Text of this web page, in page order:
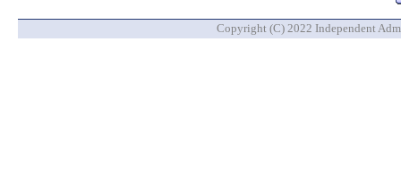
Copyright (C) 2022 Independent